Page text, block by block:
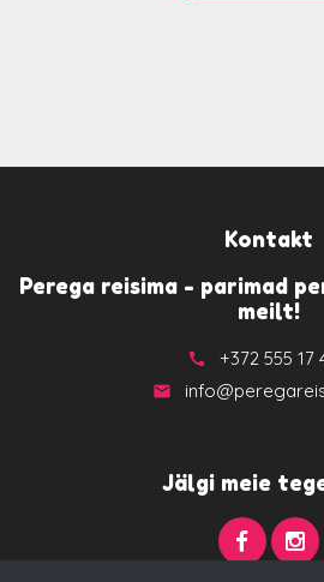
Kontakt
Perega reisima - parimad
meilt!
call +372 555 17
email
Jälgi meie